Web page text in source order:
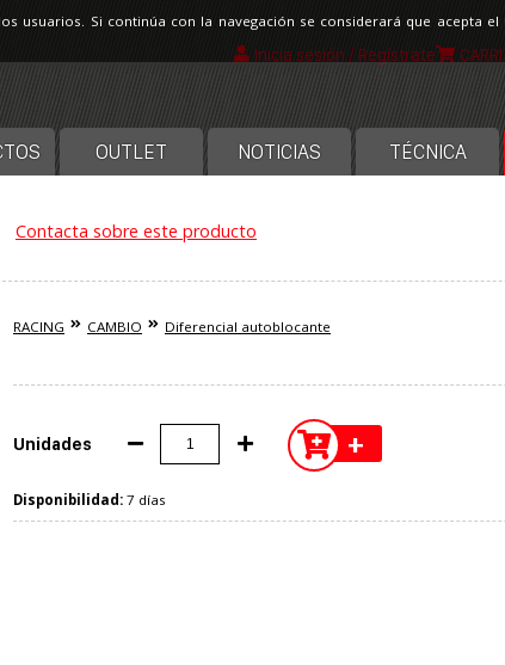
Inicia sesión / Regístrate
OUTLET NOTICIAS TÉCNICA
Contacta sobre este producto
RACING CAMBIO Diferencial autoblocante
Unidades +
Disponibilidad: 7 días
Si continúa con la navegación se considerará que acepta el